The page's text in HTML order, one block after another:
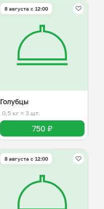
8 августа с 12:00
Голубцы
0,5 кг ≈ 3 шт.
750 ₽
8 августа с 12:00